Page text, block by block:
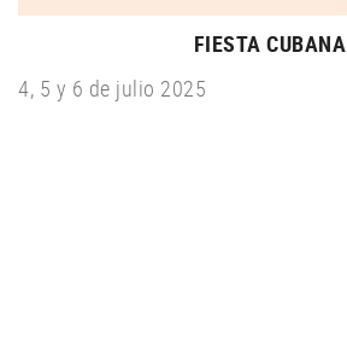
FIESTA CUBANA
4, 5 y 6 de julio 2025